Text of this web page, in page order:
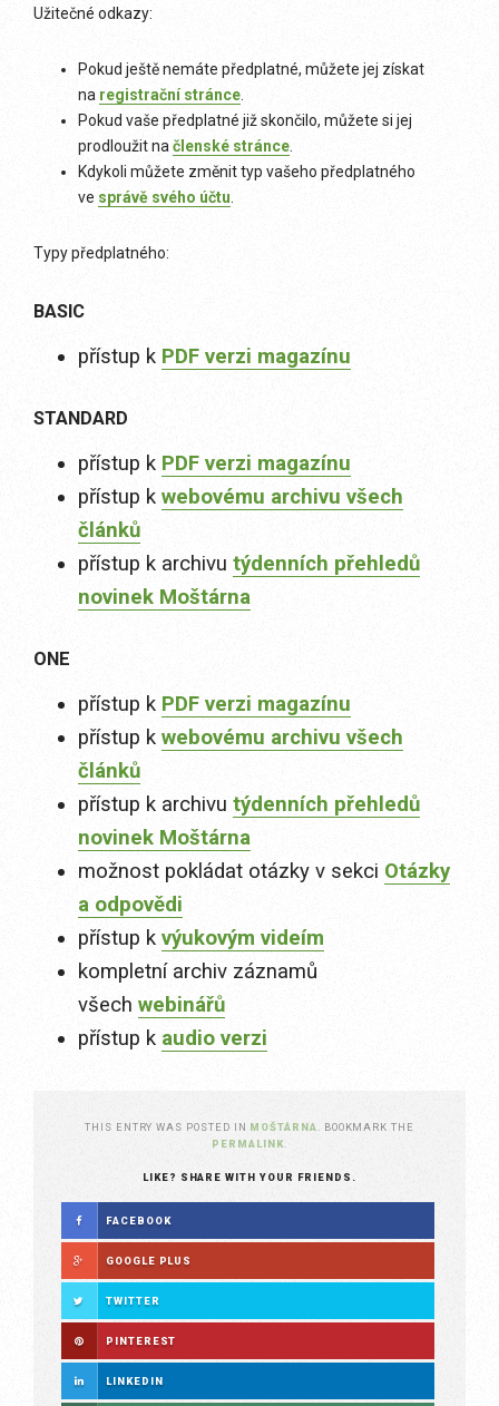
Užitečné odkazy:
Pokud ještě nemáte předplatné, můžete jej získat
na registrační stránce
Pokud vaše předplatné již skončilo, můžete si jej
prodloužit na členské stránce
Kdykoli můžete změnit typ vašeho předplatného
ve správě svého účtu
Typy předplatného:
BASIC
přístup k PDF verzi magazínu
STANDARD
přístup k PDF verzi magazínu
přístup k webovému archivu všech
článků
přístup k archivu týdenních přehledů
novinek Moštárna
ONE
přístup k PDF verzi magazínu
přístup k webovému archivu všech
článků
přístup k archivu týdenních přehledů
novinek Moštárna
možnost pokládat otázky v sekci Otázky
a odpovědi
přístup k výukovým videím
kompletní archiv záznamů
všech webinářů
přístup k audio verzi
THIS ENTRY WAS POSTED IN MOŠTÁRNA . BOOKMARK THE
PERMALINK
LIKE? SHARE WITH YOUR FRIENDS.
FACEBOOK
GOOGLE PLUS
TWITTER
PINTEREST
LINKEDIN